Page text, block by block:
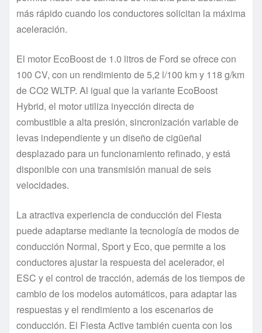
más rápido cuando los conductores solicitan la máxima
aceleración.
El motor EcoBoost de 1.0 litros de Ford se ofrece con
100 CV, con un rendimiento de 5,2 l/100 km y 118 g/km
de CO2 WLTP. Al igual que la variante EcoBoost
Hybrid, el motor utiliza inyección directa de
combustible a alta presión, sincronización variable de
levas independiente y un diseño de cigüeñal
desplazado para un funcionamiento refinado, y está
disponible con una transmisión manual de seis
velocidades.
La atractiva experiencia de conducción del Fiesta
puede adaptarse mediante la tecnología de modos de
conducción Normal, Sport y Eco, que permite a los
conductores ajustar la respuesta del acelerador, el
ESC y el control de tracción, además de los tiempos de
cambio de los modelos automáticos, para adaptar las
respuestas y el rendimiento a los escenarios de
conducción. El Fiesta Active también cuenta con los